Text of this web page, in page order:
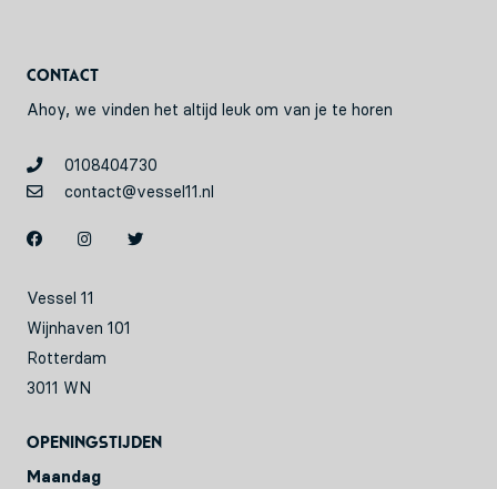
Contact
Ahoy, we vinden het altijd leuk om van je te horen
0108404730
contact@vessel11.nl
Vessel 11
Wijnhaven 101
Rotterdam
3011 WN
Openingstijden
Maandag